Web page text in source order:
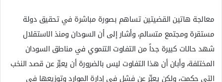
معالجة هاتين القضيتين تساهم بصورة مباشرة في تحقيق دولة
مستقرة ومجتمع متسالم، وأشار إلى أن السودان ومنذ الاستقلال
شهد حالات كبيرة جداً من التفاوت التنموي في مناطق السودان
المختلفة، وأبان أن هذا التفاوت ليس بالضرورة أن يعبِّر عن قصد النخب
التي حكمت، ولكن يعبِّر عن فشل في إدارة الموارد وتوزيعها في